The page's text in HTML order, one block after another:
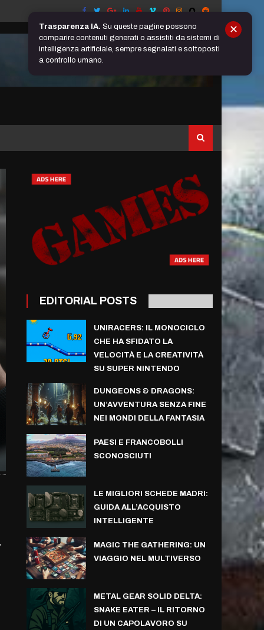
EDITORIAL POSTS
UNIRACERS: IL MONOCICLO
CHE HA SFIDATO LA
VELOCITÀ E LA CREATIVITÀ
SU SUPER NINTENDO
DUNGEONS & DRAGONS:
UN’AVVENTURA SENZA FINE
NEI MONDI DELLA FANTASIA
PAESI E FRANCOBOLLI
SCONOSCIUTI
LE MIGLIORI SCHEDE MADRI:
GUIDA ALL’ACQUISTO
INTELLIGENTE
MAGIC THE GATHERING: UN
VIAGGIO NEL MULTIVERSO
METAL GEAR SOLID DELTA:
SNAKE EATER – IL RITORNO
DI UN CAPOLAVORO SU
Trasparenza IA. Su queste pagine possono
comparire contenuti generati o assistiti da sistemi di
intelligenza artificiale, sempre segnalati e sottoposti
a controllo umano.
✕